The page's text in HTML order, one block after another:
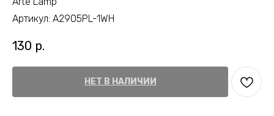
Артикул: A2905PL-1WH
130 р.
НЕТ В НАЛИЧИИ